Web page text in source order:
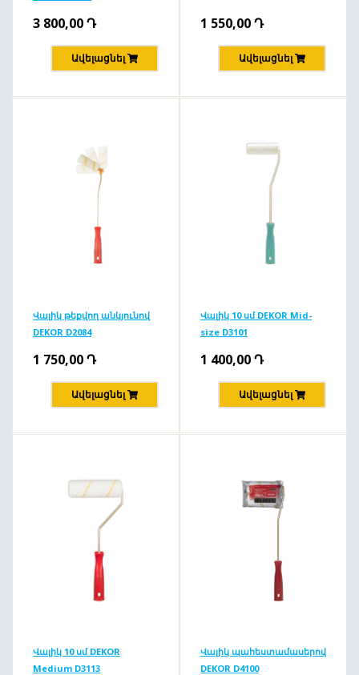
3 800,00Դ
Ավելացնել
1 550,00Դ
Ավելացնել
Վալիկ թեքվող անկյունով
DEKOR D2084
1 750,00Դ
Ավելացնել
Վալիկ 10 սմ DEKOR Mid-
size D3101
1 400,00Դ
Ավելացնել
Վալիկ 10 սմ DEKOR
Medium D3113
Վալիկ պահեստամասերով
DEKOR D4100